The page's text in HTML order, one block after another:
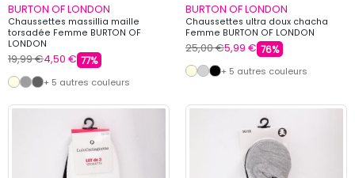
BURTON OF LONDON
Chaussettes massillia maille
torsadée Femme BURTON OF
LONDON
19,99 €4,50 € 77%
+ 5 autres couleurs
BURTON OF LONDON
Chaussettes ultra doux chacha
Femme BURTON OF LONDON
25,00 €5,99 € 76%
+ 5 autres couleurs